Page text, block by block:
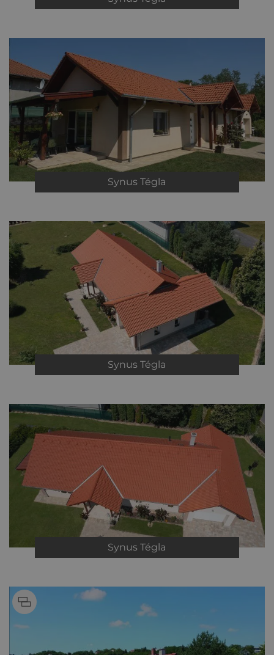
SynusTégla
SynusTégla
SynusTégla